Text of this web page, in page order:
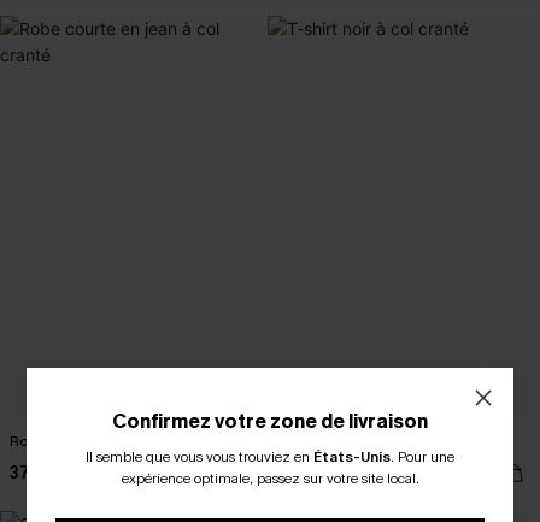
Robe courte en jean à col cranté
37,00 € 24,00 €
Confirmez votre zone de livraison
Il semble que vous vous trouviez en États-Unis. Pour une
expérience optimale, passez sur votre site local.